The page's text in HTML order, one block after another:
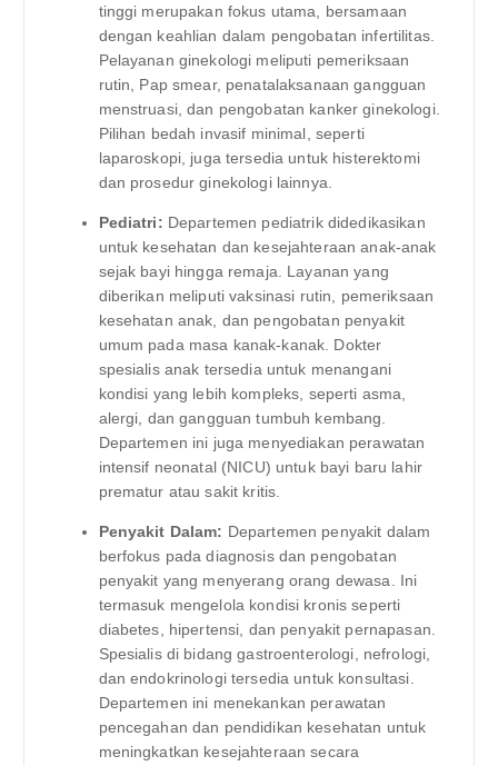
tinggi merupakan fokus utama, bersamaan
dengan keahlian dalam pengobatan infertilitas.
Pelayanan ginekologi meliputi pemeriksaan
rutin, Pap smear, penatalaksanaan gangguan
menstruasi, dan pengobatan kanker ginekologi.
Pilihan bedah invasif minimal, seperti
laparoskopi, juga tersedia untuk histerektomi
dan prosedur ginekologi lainnya.
Pediatri: Departemen pediatrik didedikasikan
untuk kesehatan dan kesejahteraan anak-anak
sejak bayi hingga remaja. Layanan yang
diberikan meliputi vaksinasi rutin, pemeriksaan
kesehatan anak, dan pengobatan penyakit
umum pada masa kanak-kanak. Dokter
spesialis anak tersedia untuk menangani
kondisi yang lebih kompleks, seperti asma,
alergi, dan gangguan tumbuh kembang.
Departemen ini juga menyediakan perawatan
intensif neonatal (NICU) untuk bayi baru lahir
prematur atau sakit kritis.
Penyakit Dalam: Departemen penyakit dalam
berfokus pada diagnosis dan pengobatan
penyakit yang menyerang orang dewasa. Ini
termasuk mengelola kondisi kronis seperti
diabetes, hipertensi, dan penyakit pernapasan.
Spesialis di bidang gastroenterologi, nefrologi,
dan endokrinologi tersedia untuk konsultasi.
Departemen ini menekankan perawatan
pencegahan dan pendidikan kesehatan untuk
meningkatkan kesejahteraan secara